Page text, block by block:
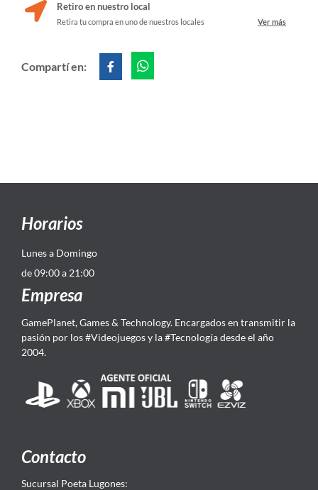
Retiro en nuestro local
Retira tu compra en uno de nuestros locales Ver más
Compartí en:
Horarios
Lunes a Domingo
de 09:00 a 21:00
Empresa
GamePlanet, Games & Technology. Encargados en transmitir la
pasión por los #Videojuegos y la #Tecnología desde el año
2004.
Contacto
Sucursal Poeta Lugones: